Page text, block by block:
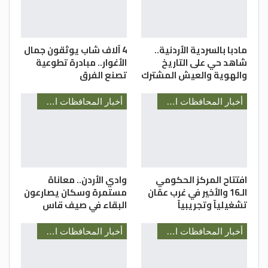
مي الحسيني / مديرية شباب اربد
مادبا بالسردية الأردنية..
شاهد حي على التاريخ
والهوية والعيش المشترك
4 آلاف شاب يوثقون جمال
الأغوار.. مبادرة تطوعية
تصنع الفرق
أخبار المحافظات الأردنية
افتتاح المركز الحكومي
الـ16 والأخير في غرب عمّان
تشغيلياً وتجريبياً
أخبار المحافظات الأردنية
وادي الأردن.. معاناة
مستمرة وسكان يصارعون
البقاء في صيف قاس
أخبار المحافظات الأردنية أخبار المحافظات الأردنية